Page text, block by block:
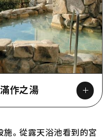
作之湯
。從露天浴池看到的宮